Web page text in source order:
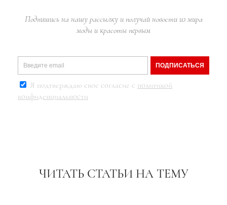
Подпишись на нашу рассылку и получай новости из мира
моды и красоты первым
ПОДПИСАТЬСЯ
Я подтверждаю свое согласие с политикой
конфиденциальности
ЧИТАТЬ СТАТЬИ НА ТЕМУ